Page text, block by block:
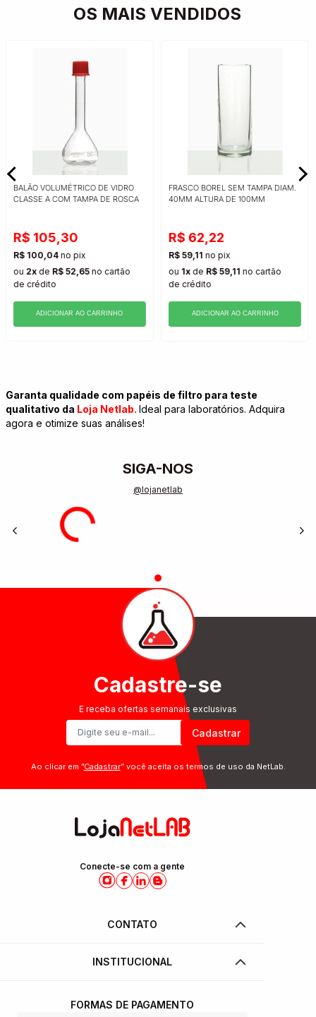
OS MAIS VENDIDOS
BALÃO VOLUMÉTRICO DE VIDRO
CLASSE A COM TAMPA DE ROSCA
R$ 105,30
R$ 100,04no pix
ou 2xde R$ 52,65no cartão
de crédito
ADICIONAR AO CARRINHO
FRASCO BOREL SEM TAMPA DIAM.
40MM ALTURA DE 100MM
R$ 62,22
R$ 59,11 no pix
ou 1x de R$ 59,11 no cartão
de crédito
ADICIONAR AO CARRINHO
Garanta qualidade com papéis de filtro para teste
qualitativo da Loja Netlab. Ideal para laboratórios. Adquira
agora e otimize suas análises!
SIGA-NOS
@lojanetlab
Cadastre-se
E receba ofertas semanais exclusivas
Cadastrar
Ao clicar em ”Cadastrar” você aceita os termos de uso da NetLab.
Conecte-se com a gente
CONTATO
INSTITUCIONAL
FORMAS DE PAGAMENTO